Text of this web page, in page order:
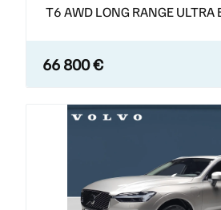
T6 AWD LONG RANGE ULTRA
66 800 €